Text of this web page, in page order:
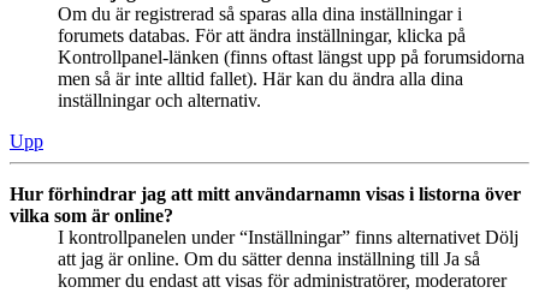
Om du är registrerad så sparas alla dina inställningar i
forumets databas. För att ändra inställningar, klicka på
Kontrollpanel-länken (finns oftast längst upp på forumsidorna
men så är inte alltid fallet). Här kan du ändra alla dina
inställningar och alternativ.
Upp
Hur förhindrar jag att mitt användarnamn visas i listorna över
vilka som är online?
I kontrollpanelen under “Inställningar” finns alternativet Dölj
att jag är online. Om du sätter denna inställning till Ja så
kommer du endast att visas för administratörer, moderatorer